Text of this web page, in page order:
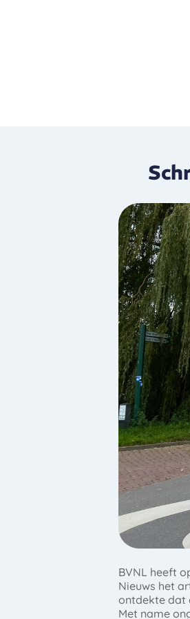
BVNL heeft
Nieuws het
ontdekte dat
Met name